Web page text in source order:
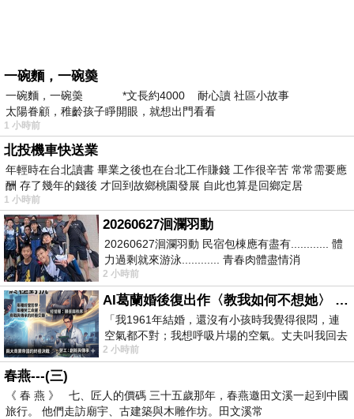
一碗麵，一碗羮
一碗麵，一碗羮 *文長約4000 耐心讀 社區小故事
太陽眷顧，稚齡孩子睜開眼，就想出門看看
1 小時前
北投機車快送業
年輕時在台北讀書 畢業之後也在台北工作賺錢 工作很辛苦 常常需要應
酬 存了幾年的錢後 才回到故鄉桃園發展 自此也算是回鄉定居
1 小時前
20260627洄瀾羽動
20260627洄瀾羽動 民宿包棟應有盡有............ 體
力過剩就來游泳............ 青春肉體盡情消
磨............ 晚餐不必
2 小時前
AI葛蘭婚後復出作〈教我如何不想她〉 #戀上老電影 #葛蘭 #粟子
「我1961年結婚，還沒有小孩時我覺得很悶，連
空氣都不對；我想呼吸片場的空氣。丈夫叫我回去
試試看……拍了〈教我如何不想她〉（1963
2 小時前
春燕---(三)
《 春 燕 》 七、匠人的價碼 三十五歲那年，春燕邀田文溪一起到中國
旅行。 他們走訪廟宇、古建築與木雕作坊。田文溪常